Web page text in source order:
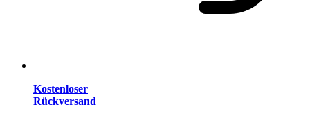
Kostenloser
Rückversand